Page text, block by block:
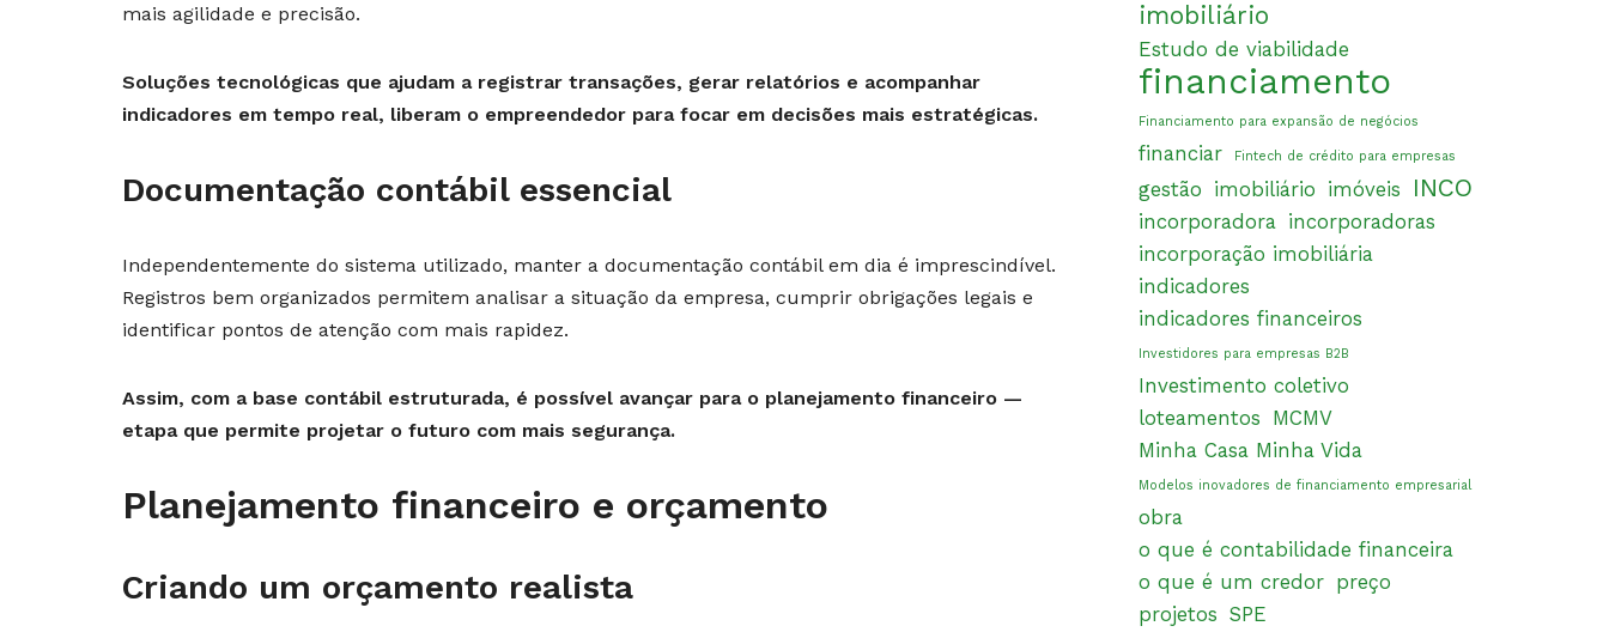
mais agilidade e precisão.
Soluções tecnológicas que ajudam a registrar transações, gerar relatórios e acompanhar
indicadores em tempo real, liberam o empreendedor para focar em decisões mais estratégicas.
Documentação contábil essencial
Independentemente do sistema utilizado, manter a documentação contábil em dia é imprescindível.
Registros bem organizados permitem analisar a situação da empresa, cumprir obrigações legais e
identificar pontos de atenção com mais rapidez.
Assim, com a base contábil estruturada, é possível avançar para o planejamento financeiro —
etapa que permite projetar o futuro com mais segurança.
Planejamento financeiro e orçamento
Criando um orçamento realista
imobiliário
Estudo de viabilidade
financiamento
Financiamento para expansão de negócios
financiar Fintech de crédito para empresas
gestão imobiliário imóveis INCO
incorporadora incorporadoras
incorporação imobiliária
indicadores
indicadores financeiros
Investidores para empresas B2B
Investimento coletivo
loteamentos MCMV
Minha Casa Minha Vida
Modelos inovadores de financiamento empresarial
obra
o que é contabilidade financeira
o que é um credor preço
projetos SPE